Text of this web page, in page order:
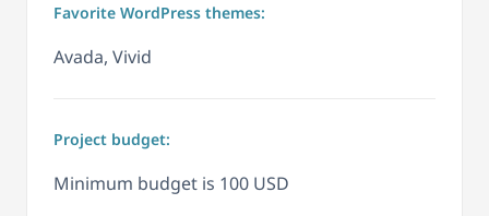
Favorite WordPress themes:
Avada, Vivid
Project budget:
Minimum budget is 100 USD